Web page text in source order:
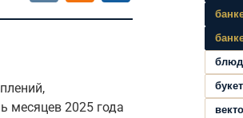
месяцев 2025 года